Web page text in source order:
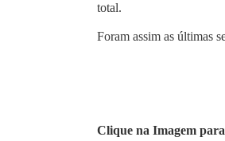
total.
Foram assim as últimas
Clique na Imagem